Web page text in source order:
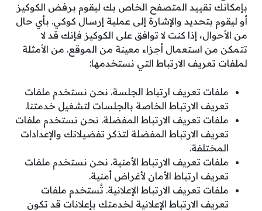
بإمكانك تقييد المتصفح الخاص بك ليقوم برفض الكوكيز
أو ليقوم بتحديد والإشارة إلى عملية إرسال كوكي. بأي حال
من الأحوال، إذا كنت لا توافق على الكوكيز فإنك قد لا
تتمكن من استعمال أجزاء معينة من الموقع. من الأمثلة
لملفات تعريف الارتباط التي نستخدمها:
ملفات تعريف ارتباط الجلسة. نحن نستخدم ملفات
تعريف الارتباط الخاصة بالجلسات لتشغيل خدمتنا.
ملفات تعريف الارتباط المفضلة. نحن نستخدم ملفات
تعريف الارتباط المفضلة لتذكر تفضيلاتك والإعدادات
المختلفة.
ملفات تعريف الارتباط الأمنية. نحن نستخدم ملفات
تعريف ارتباط الأمان لأغراض أمنية.
ملفات تعريف الارتباط الإعلانية. تُستخدم ملفات
تعريف الارتباط الإعلانية لخدمتك بإعلانات قد تكون